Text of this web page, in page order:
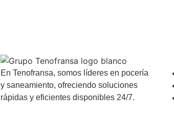
En Tenofransa, somos líderes en pocería
y saneamiento, ofreciendo soluciones
rápidas y eficientes disponibles 24/7.